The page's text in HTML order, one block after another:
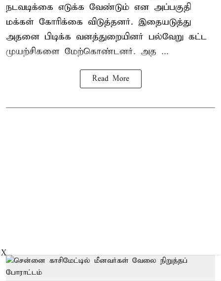
நடவடிக்கை எடுக்க வேண்டும் என அப்பகுதி
மக்கள் கோரிக்கை விடுத்தனர். இதையடுத்து
அதனை பிடிக்க வனத்துறையினர் பல்வேறு கட்ட
முயற்சிகளை மேற்கொண்டனர். அத ...
Read More
X